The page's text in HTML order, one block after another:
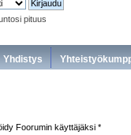
pituus
Yhdistys
Foorumin käyttäjäksi *